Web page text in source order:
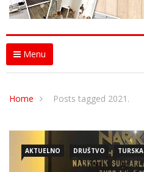
Menu
Home Posts tagged 2021.
AKTUELNO DRUŠTVO TURSKA